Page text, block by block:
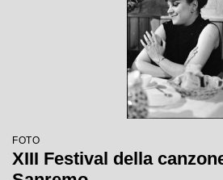
FOTO
XIII Festival della